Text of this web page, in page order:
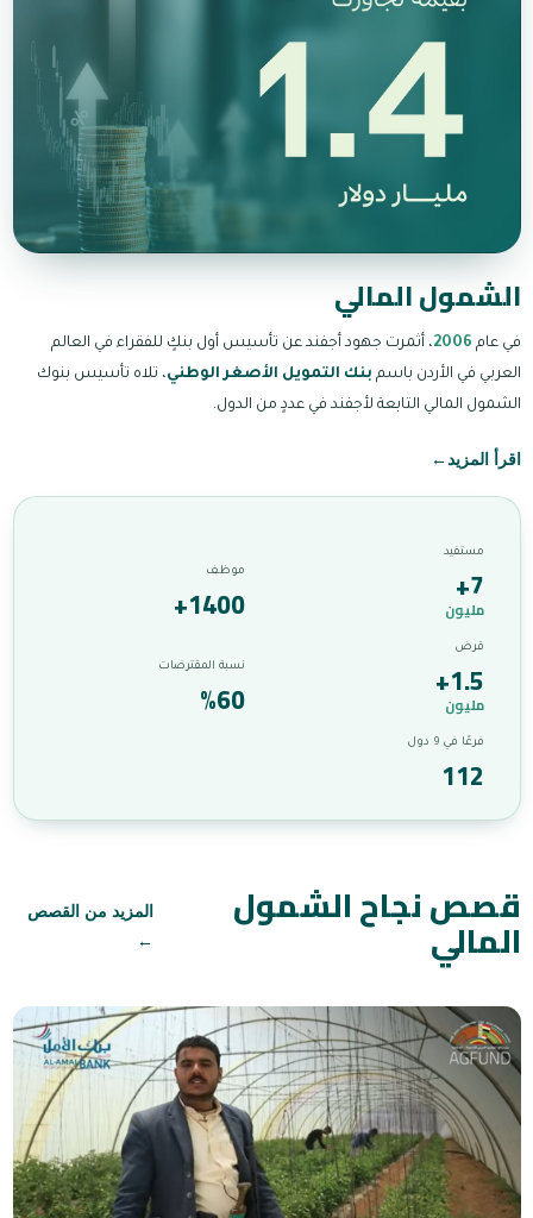
الشمول المالي
في عام 2006، أثمرت جهود أجفند عن تأسيس أول بنكٍ للفقراء في العالم
العربي في الأردن باسم بنك التمويل الأصغر الوطني، تلاه تأسيس بنوك
الشمول المالي التابعة لأجفند في عددٍ من الدول.
اقرأ المزيد←
مستفيد
+7
مليون
موظف
+1400
قرض
+1.5
مليون
نسبة المقترضات
%60
فرعًا في 9 دول
112
قصص نجاح الشمول
المالي
المزيد من القصص
←